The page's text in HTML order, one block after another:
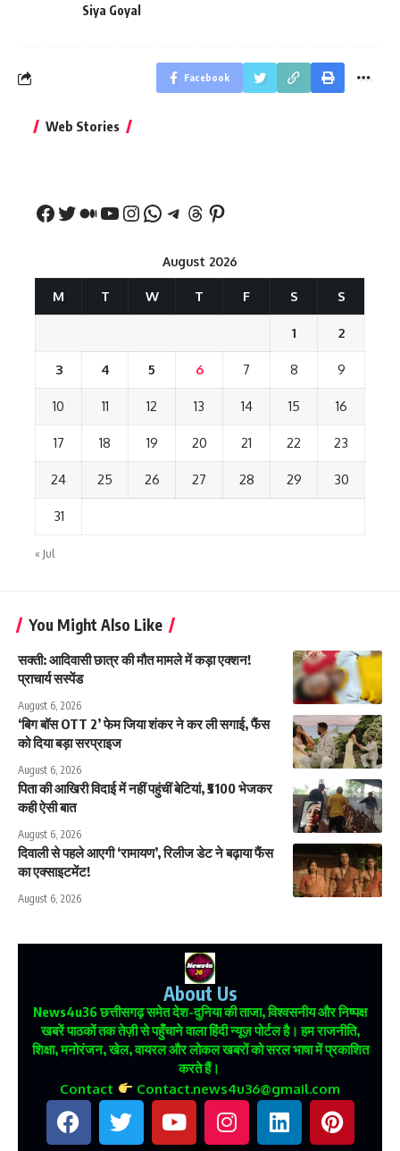
Siya Goyal
Facebook
Web Stories
नीतीश कुमार का पहला
August 2026
M T W T F S S
1 2
3 4 5 6 7 8 9
10 11 12 13 14 15 16
17 18 19 20 21 22 23
24 25 26 27 28 29 30
31
« Jul
You Might Also Like
सक्ती: आदिवासी छात्र की मौत मामले में कड़ा एक्शन!
प्राचार्य सस्पेंड
August 6, 2026
‘बिग बॉस OTT 2’ फेम जिया शंकर ने कर ली सगाई, फैंस
को दिया बड़ा सरप्राइज
August 6, 2026
पिता की आखिरी विदाई में नहीं पहुंचीं बेटियां, ₹5100 भेजकर
कही ऐसी बात
August 6, 2026
दिवाली से पहले आएगी ‘रामायण’, रिलीज डेट ने बढ़ाया फैंस
का एक्साइटमेंट!
August 6, 2026
About Us
News4u36छत्तीसगढ़ समेत देश-दुनिया की ताजा, विश्वसनीय और निष्पक्ष
खबरें पाठकों तक तेज़ी से पहुँचाने वाला हिंदी न्यूज़ पोर्टल है। हम राजनीति,
शिक्षा, मनोरंजन, खेल, वायरल और लोकल खबरों को सरल भाषा में प्रकाशित
करते हैं।
Contact Contact.news4u36@gmail.com